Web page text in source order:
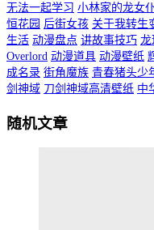
无法一起学习 小林家的龙女
恒花园 后街女孩 关于我转生
生活 动漫盘点 讲故事技巧 龙
Overlord 动漫道具 动漫壁纸
成名录 街角魔族 青春猪头少
剑神域 刀剑神域高清壁纸 中
随机文章